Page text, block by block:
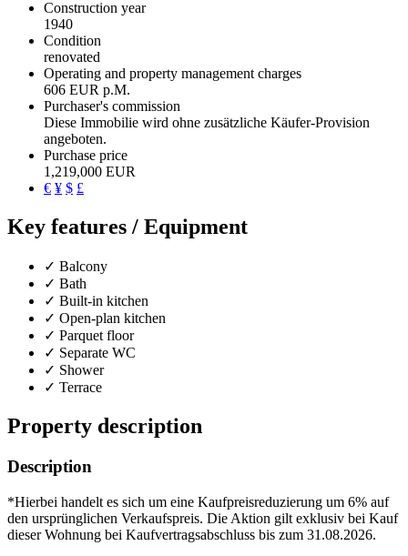
Construction year
1940
Condition
renovated
Operating and property management charges
606 EUR p.M.
Purchaser's commission
Diese Immobilie wird ohne zusätzliche Käufer-Provision
angeboten.
Purchase price
1,219,000 EUR
€ ¥ $ £
Key features / Equipment
✓ Balcony
✓ Bath
✓ Built-in kitchen
✓ Open-plan kitchen
✓ Parquet floor
✓ Separate WC
✓ Shower
✓ Terrace
Property description
Description
*Hierbei handelt es sich um eine Kaufpreisreduzierung um 6% auf
den ursprünglichen Verkaufspreis. Die Aktion gilt exklusiv bei Kauf
dieser Wohnung bei Kaufvertragsabschluss bis zum 31.08.2026.